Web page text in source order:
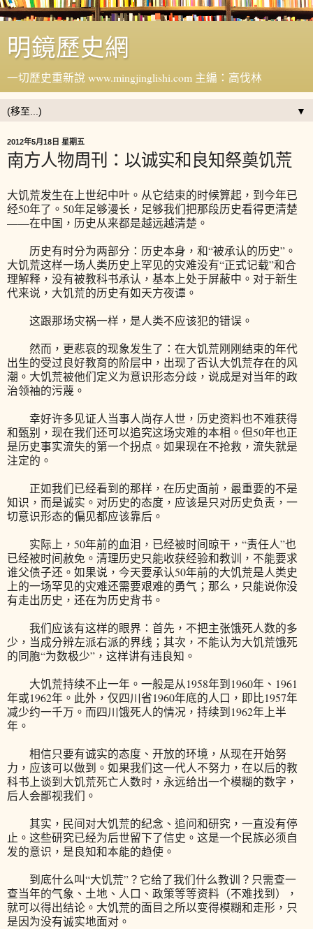
明鏡歷史網
一切歷史重新說 www.mingjinglishi.com 主編：高伐林
▼
2012年5月18日 星期五
南方人物周刊：以诚实和良知祭奠饥荒
大饥荒发生在上世纪中叶。从它结束的时候算起，到今年已
经50年了。50年足够漫长，足够我们把那段历史看得更清楚
——在中国，历史从来都是越远越清楚。
历史有时分为两部分：历史本身，和“被承认的历史”。
大饥荒这样一场人类历史上罕见的灾难没有“正式记载”和合
理解释，没有被教科书承认，基本上处于屏蔽中。对于新生
代来说，大饥荒的历史有如天方夜谭。
这跟那场灾祸一样，是人类不应该犯的错误。
然而，更悲哀的现象发生了：在大饥荒刚刚结束的年代
出生的受过良好教育的阶层中，出现了否认大饥荒存在的风
潮。大饥荒被他们定义为意识形态分歧，说成是对当年的政
治领袖的污蔑。
幸好许多见证人当事人尚存人世，历史资料也不难获得
和甄别，现在我们还可以追究这场灾难的本相。但50年也正
是历史事实流失的第一个拐点。如果现在不抢救，流失就是
注定的。
正如我们已经看到的那样，在历史面前，最重要的不是
知识，而是诚实。对历史的态度，应该是只对历史负责，一
切意识形态的偏见都应该靠后。
实际上，50年前的血泪，已经被时间晾干，“责任人”也
已经被时间赦免。清理历史只能收获经验和教训，不能要求
谁父债子还。如果说，今天要承认50年前的大饥荒是人类史
上的一场罕见的灾难还需要艰难的勇气；那么，只能说你没
有走出历史，还在为历史背书。
我们应该有这样的眼界：首先，不把主张饿死人数的多
少，当成分辨左派右派的界线；其次，不能认为大饥荒饿死
的同胞“为数极少”，这样讲有违良知。
大饥荒持续不止一年。一般是从1958年到1960年、1961
年或1962年。此外，仅四川省1960年底的人口，即比1957年
减少约一千万。而四川饿死人的情况，持续到1962年上半
年。
相信只要有诚实的态度、开放的环境，从现在开始努
力，应该可以做到。如果我们这一代人不努力，在以后的教
科书上谈到大饥荒死亡人数时，永远给出一个模糊的数字，
后人会鄙视我们。
其实，民间对大饥荒的纪念、追问和研究，一直没有停
止。这些研究已经为后世留下了信史。这是一个民族必须自
发的意识，是良知和本能的趋使。
到底什么叫“大饥荒”？它给了我们什么教训？只需查一
查当年的气象、土地、人口、政策等等资料（不难找到），
就可以得出结论。大饥荒的面目之所以变得模糊和走形，只
是因为没有诚实地面对。